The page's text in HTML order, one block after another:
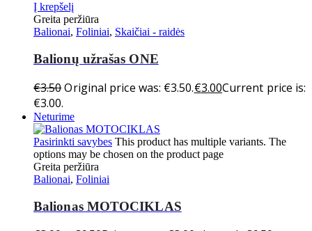
Į krepšelį
Greita peržiūra
Balionai, Foliniai, Skaičiai - raidės
Balionų užrašas ONE
€3.50Original price was: €3.50.€3.00Current price is:
€3.00.
Neturime
Pasirinkti savybes This product has multiple variants. The
options may be chosen on the product page
Greita peržiūra
Balionai, Foliniai
Balionas MOTOCIKLAS